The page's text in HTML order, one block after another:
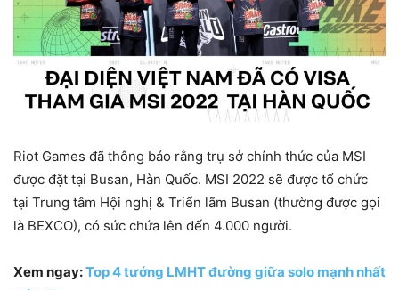
Riot Games đã thông báo rằng trụ sở chính thức của MSI
được đặt tại Busan, Hàn Quốc. MSI 2022 sẽ được tổ chức
tại Trung tâm Hội nghị & Triển lãm Busan (thường được gọi
là BEXCO), có sức chứa lên đến 4.000 người.
Xem ngay:Top 4 tướng LMHT đường giữa solo mạnh nhất